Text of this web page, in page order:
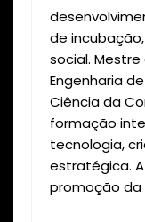
de
social.
Engenharia
Ciência da
formação
tecnologia,
estratégica.
promoção da